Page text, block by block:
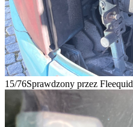
15/76Sprawdzony przez Fleequid